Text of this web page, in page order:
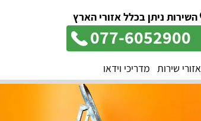
השירות ניתן בכלל אזורי הארץ
077-6052900
אזורי שירות מדריכי וידאו